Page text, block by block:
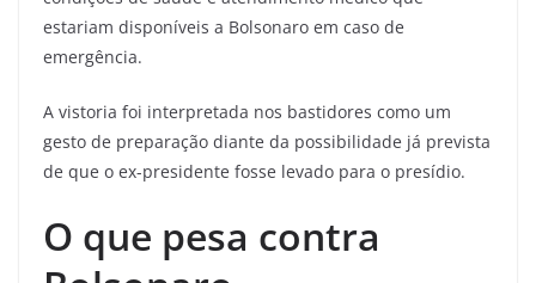
estariam disponíveis a Bolsonaro em caso de
emergência.
A vistoria foi interpretada nos bastidores como um
gesto de preparação diante da possibilidade já prevista
de que o ex-presidente fosse levado para o presídio.
O que pesa contra